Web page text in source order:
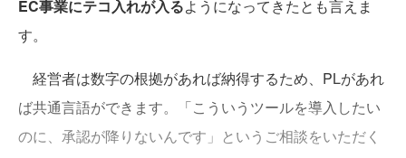
EC事業にテコ入れが入るようになってきたとも言えま
す。
経営者は数字の根拠があれば納得するため、PLがあれ
ば共通言語ができます。「こういうツールを導入したい
のに、承認が降りないんです」というご相談をいただく